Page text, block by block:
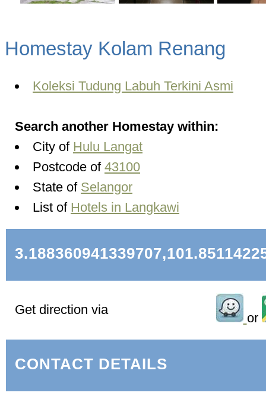
Homestay Kolam Renang
Koleksi Tudung Labuh Terkini Asmi
Search another Homestay within:
City of Hulu Langat
Postcode of 43100
State of Selangor
List of Hotels in Langkawi
Get direction via
or
CONTACT DETAILS